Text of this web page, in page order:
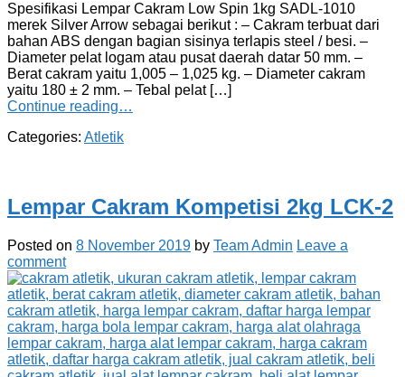
Spesifikasi Lempar Cakram Low Spin 1kg SADL-1010
merek Silver Arrow sebagai berikut : – Cakram terbuat dari
bahan ABS dengan bagian sisinya terlapis steel / besi. –
Diameter pelat logam atau pusat daerah datar 50 mm. –
Berat cakram yaitu 1,005 – 1,025 kg. – Diameter cakram
yaitu 180 ± 2 mm. – Tebal pelat […]
Continue reading…
Categories: Atletik
Lempar Cakram Kompetisi 2kg LCK-2
Posted on 8 November 2019 by Team Admin Leave a
comment